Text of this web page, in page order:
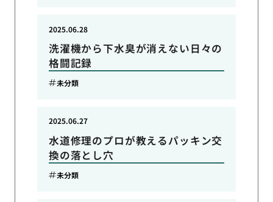
洗濯機から下水臭が消えない日々の
格闘記録
2025.06.28
未分類
水道修理のプロが教えるパッキン交
換の落とし穴
2025.06.27
未分類